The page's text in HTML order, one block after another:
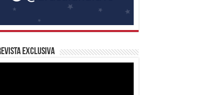
Exclusiva